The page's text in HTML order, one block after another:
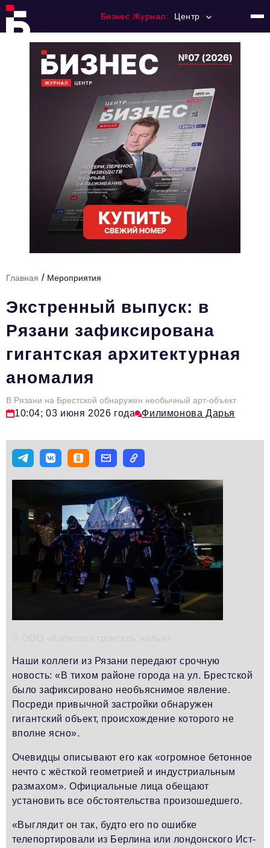
Бизнес Журнал: Центр
Регулирование
Премия "Тульский Бизнес"
История тульского предпринимательства
Тема номера
HR
Персона номера
Инфраструктура развития
Технологии и тренды
Мероприятия
Авторские материалы
Видео
Телефон редакции:+7 495 727-01-67
Электронные почты редакции:
Информационный отдел
info@business-magazine.online
podpiska@business-magazine.online
Отдел по работе с партнерами
partner@business-magazine.online
Главная / Мероприятия
Экстренный выпуск: в
Рязани зафиксирована
гигантская архитектурная
аномалия
В Рязани на Брестской обнаружен необычный арт-объект
10:04; 03 июня 2026 года Филимонова Дарья
Наши коллеги из Рязани передают срочную
новость: «В тихом районе города на ул. Брестской
было зафиксировано необъяснимое явление.
Посреди привычной застройки обнаружен
гигантский объект, происхождение которого не
вполне ясно».
Очевидцы описывают его как «огромное бетонное
нечто с жёсткой геометрией и индустриальным
размахом». Официальные лица обещают
установить все обстоятельства произошедшего.
«Выглядит он так, будто его по ошибке
телепортировали из Берлина или лондонского Ист-